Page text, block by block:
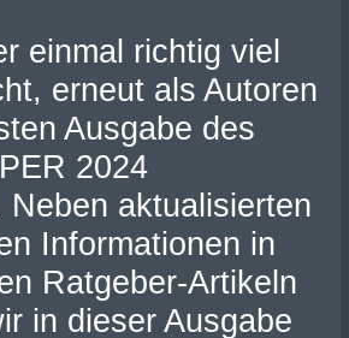
einmal richtig viel
erneut als Autoren
Ausgabe des
2024
Neben aktualisierten
Informationen in
Ratgeber-Artikeln
in dieser Ausgabe